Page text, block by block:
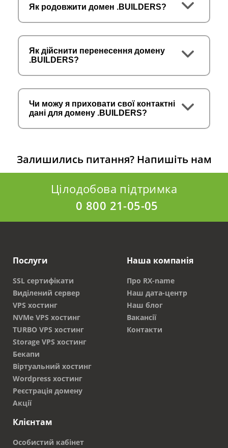
Як родовжити домен .BUILDERS?
Як дійснити перенесення домену
.BUILDERS?
Чи можу я приховати свої контактні
дані для домену .BUILDERS?
Залишились питання? Напишіть нам
Цілодобова підтримка
0 800 21-05-05
Послуги
SSL сертифікати
Виділений сервер
VPS хостинг
NVMe VPS хостинг
TURBO VPS хостинг
Storage VPS хостинг
Бекапи
Віртуальний хостинг
Wordpress хостинг
Реєстрація домену
Акції
Наша компанія
Про RX-name
Наш дата-центр
Наш блог
Вакансії
Контакти
Клієнтам
Особистий кабінет